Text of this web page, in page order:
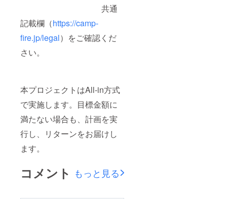
共通
記載欄（https://camp-
fire.jp/legal）をご確認くだ
さい。
本プロジェクトはAll-in方式
で実施します。目標金額に
満たない場合も、計画を実
行し、リターンをお届けし
ます。
コメント もっと見る